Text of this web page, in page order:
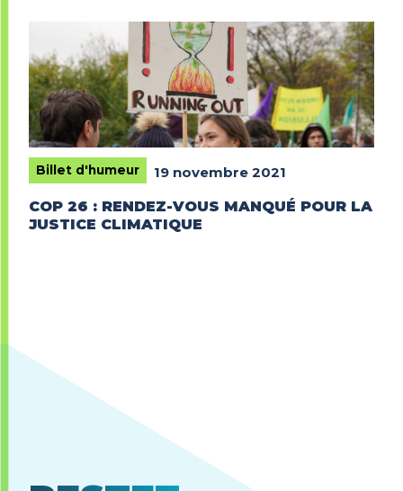
Billet d'humeur
19 novembre 2021
COP 26 : RENDEZ-VOUS MANQUÉ POUR LA
JUSTICE CLIMATIQUE